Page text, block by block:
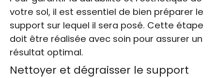
votre sol, il est essentiel de bien préparer le
support sur lequel il sera posé. Cette étape
doit être réalisée avec soin pour assurer un
résultat optimal.
Nettoyer et dégraisser le support